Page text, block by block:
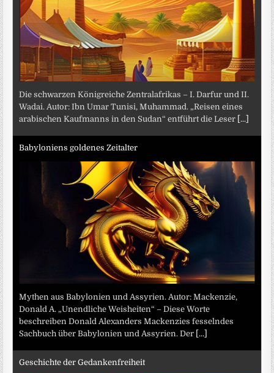
Die schwarzen Königreiche Zentralafrikas – I. Darfur und II.
Wadai. Autor: Ibn Umar Tunisi, Muhammad. „Reisen eines
arabischen Kaufmanns in den Sudan“ entführt die Leser [...]
Babyloniens goldenes Zeitalter
Mythen aus Babylonien und Assyrien. Autor: Mackenzie,
Donald A. „Unendliche Weisheiten“ – Diese Worte
beschreiben Donald Alexanders Mackenzies fesselndes
Sachbuch über Babylonien und Assyrien. Der [...]
Geschichte der Gedankenfreiheit